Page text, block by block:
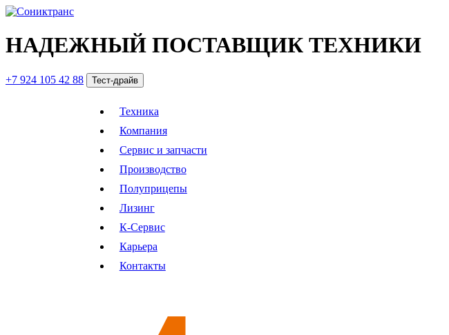
НАДЕЖНЫЙ ПОСТАВЩИК ТЕХНИКИ
+7 924 105 42 88 Тест-драйв
Техника
Компания
Сервис и запчасти
Производство
Полуприцепы
Лизинг
К-Сервис
Карьера
Контакты